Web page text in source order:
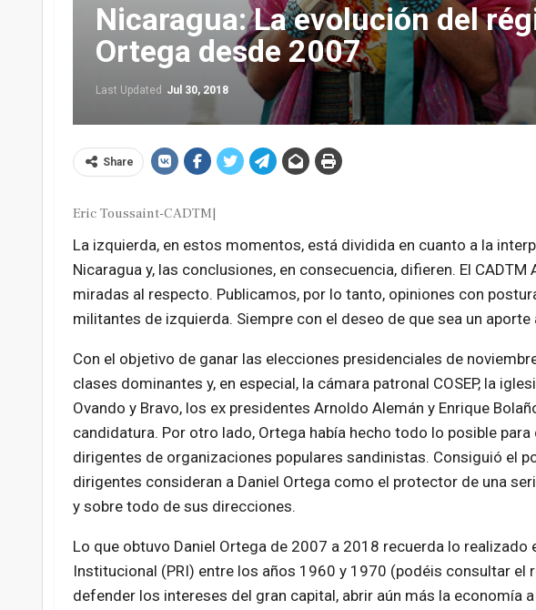
Nicaragua: La evolución del
Ortega desde 2007
Last Updated Jul 30, 2018
Share
Eric Toussaint-CADTM|
La izquierda, en estos momentos, está dividida en cuanto a la
Nicaragua y, las conclusiones, en consecuencia, difieren. El
miradas al respecto. Publicamos, por lo tanto, opiniones con
militantes de izquierda. Siempre con el deseo de que sea un aporte
Con el objetivo de ganar las elecciones presidenciales de
clases dominantes y, en especial, la cámara patronal COSEP, la
Ovando y Bravo, los ex presidentes Arnoldo Alemán y Enrique
candidatura. Por otro lado, Ortega había hecho todo lo posible
dirigentes de organizaciones populares sandinistas. Consiguió el
dirigentes consideran a Daniel Ortega como el protector de una
y sobre todo de sus direcciones.
Lo que obtuvo Daniel Ortega de 2007 a 2018 recuerda lo realizado
Institucional (PRI) entre los años 1960 y 1970 (podéis consultar el
defender los intereses del gran capital, abrir aún más la economía